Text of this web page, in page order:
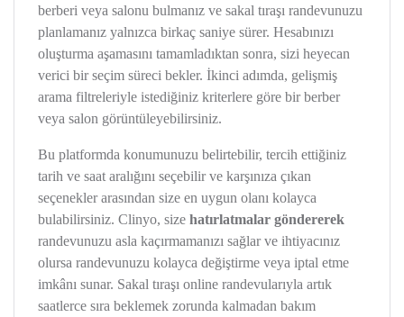
berberi veya salonu bulmanız ve sakal tıraşı randevunuzu
planlamanız yalnızca birkaç saniye sürer. Hesabınızı
oluşturma aşamasını tamamladıktan sonra, sizi heyecan
verici bir seçim süreci bekler. İkinci adımda, gelişmiş
arama filtreleriyle istediğiniz kriterlere göre bir berber
veya salon görüntüleyebilirsiniz.
Bu platformda konumunuzu belirtebilir, tercih ettiğiniz
tarih ve saat aralığını seçebilir ve karşınıza çıkan
seçenekler arasından size en uygun olanı kolayca
bulabilirsiniz. Clinyo, size hatırlatmalar göndererek
randevunuzu asla kaçırmamanızı sağlar ve ihtiyacınız
olursa randevunuzu kolayca değiştirme veya iptal etme
imkânı sunar. Sakal tıraşı online randevularıyla artık
saatlerce sıra beklemek zorunda kalmadan bakım